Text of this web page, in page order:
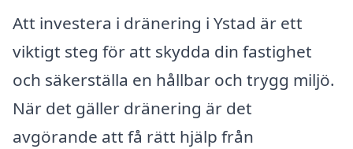
Att investera i dränering i Ystad är ett
viktigt steg för att skydda din fastighet
och säkerställa en hållbar och trygg miljö.
När det gäller dränering är det
avgörande att få rätt hjälp från